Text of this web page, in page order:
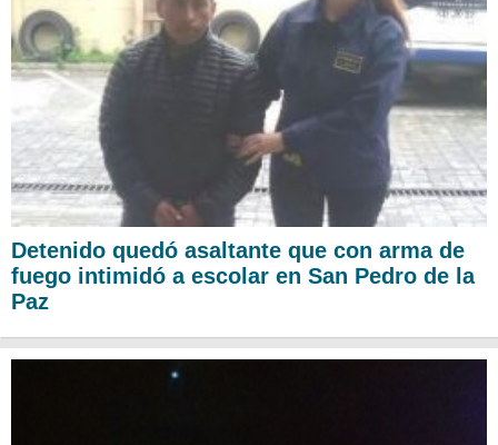
Detenido quedó asaltante que con arma de
fuego intimidó a escolar en San Pedro de la
Paz